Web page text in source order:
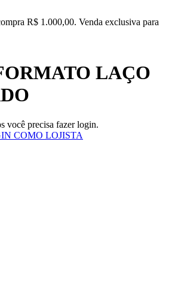
R$ 1.000,00. Venda exclusiva para
LAÇO
você precisa fazer login.
COMO LOJISTA